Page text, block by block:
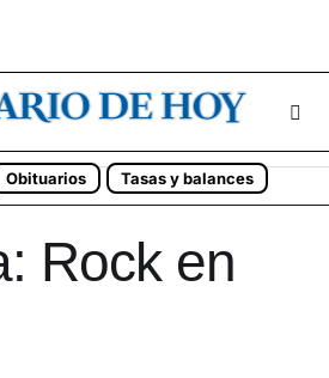
Obituarios Tasas y balances
Rock en